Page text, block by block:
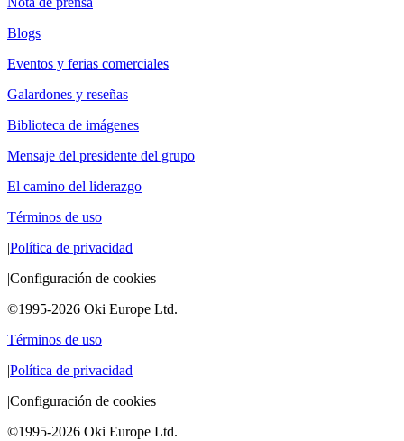
Blogs
Eventos y ferias comerciales
Galardones y reseñas
Biblioteca de imágenes
Mensaje del presidente del grupo
El camino del liderazgo
Términos de uso
|Política de privacidad
|Configuración de cookies
©1995-2026 Oki Europe Ltd.
Términos de uso
|Política de privacidad
|Configuración de cookies
©1995-2026 Oki Europe Ltd.